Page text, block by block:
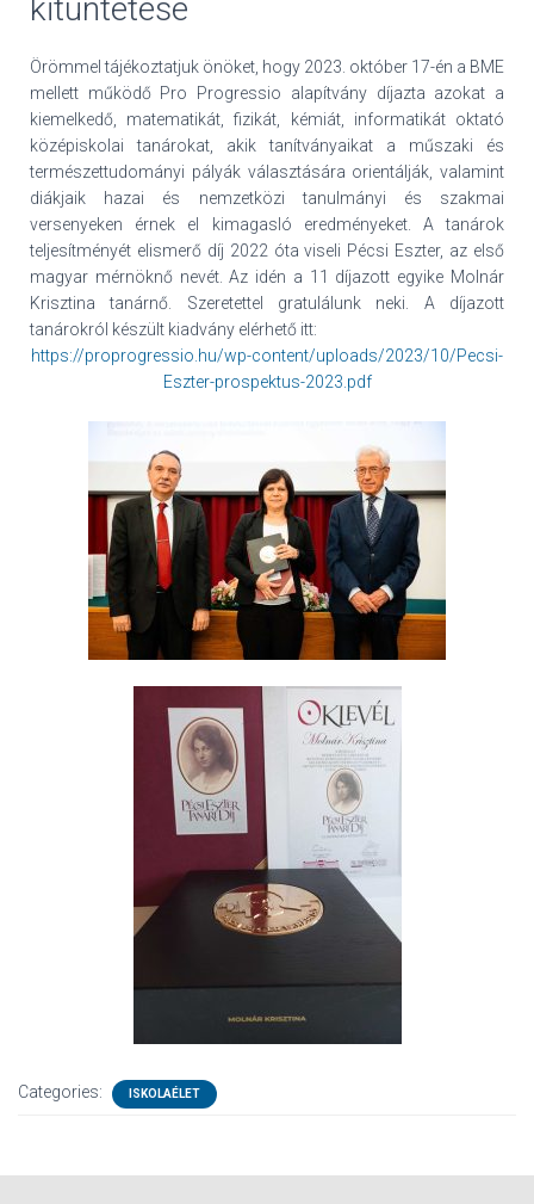
kitüntetése
Örömmel tájékoztatjuk önöket, hogy 2023. október 17-én a BME
mellett működő Pro Progressio alapítvány díjazta azokat a
kiemelkedő, matematikát, fizikát, kémiát, informatikát oktató
középiskolai tanárokat, akik tanítványaikat a műszaki és
természettudományi pályák választására orientálják, valamint
diákjaik hazai és nemzetközi tanulmányi és szakmai
versenyeken érnek el kimagasló eredményeket. A tanárok
teljesítményét elismerő díj 2022 óta viseli Pécsi Eszter, az első
magyar mérnöknő nevét. Az idén a 11 díjazott egyike Molnár
Krisztina tanárnő. Szeretettel gratulálunk neki. A díjazott
tanárokról készült kiadvány elérhető itt:
https://proprogressio.hu/wp-content/uploads/2023/10/Pecsi-
Eszter-prospektus-2023.pdf
Categories: ISKOLAÉLET